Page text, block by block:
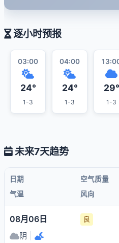
逐小时预报
03:00
24°
1-3
04:00
24°
1-3
29°
1-3
未来7天趋势
日期 空气质量
气温
风向
08月06日 良
阴